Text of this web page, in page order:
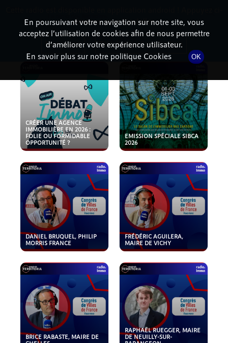
PODCASTS
CRÉER UNE AGENCE
IMMOBILIÈRE EN 2026 :
FOLIE OU FORMIDABLE
OPPORTUNITÉ ?
EMISSION SPÉCIALE SIBCA
2026
DANIEL BRUQUEL, PHILIP
MORRIS FRANCE
FRÉDÉRIC AGUILERA,
MAIRE DE VICHY
BRICE RABASTE, MAIRE DE
RAPHAËL RUEGGER, MAIRE
DE NEUILLY-SUR-
En poursuivant votre navigation sur notre site, vous
acceptez l’utilisation de cookies afin de nous permettre
d’améliorer votre expérience utilisateur.
En savoir plus sur notre politique Cookies
OK
dessous pour l'installer.
Non merci Télécharger l'application